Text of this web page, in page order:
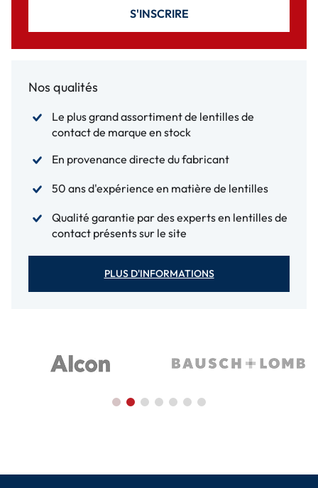
S'INSCRIRE
Nos qualités
Le plus grand assortiment de lentilles de
contact de marque en stock
En provenance directe du fabricant
50 ans d'expérience en matière de lentilles
Qualité garantie par des experts en lentilles de
contact présents sur le site
PLUS D'INFORMATIONS